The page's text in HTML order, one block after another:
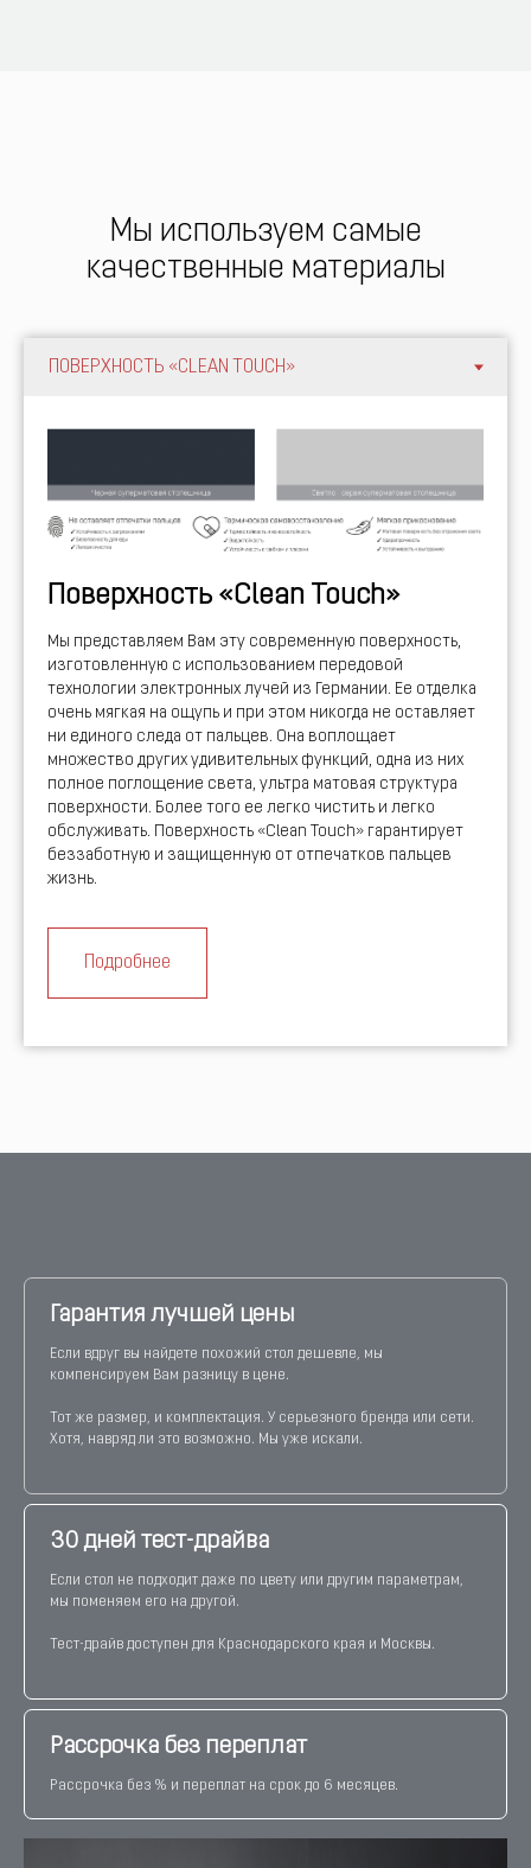
Мы используем самые
качественные материалы
Поверхность «Clean Touch»
Мы представляем Вам эту современную поверхность,
изготовленную с использованием передовой
технологии электронных лучей из Германии. Ее отделка
очень мягкая на ощупь и при этом никогда не оставляет
ни единого следа от пальцев. Она воплощает
множество других удивительных функций, одна из них
полное поглощение света, ультра матовая структура
поверхности. Более того ее легко чистить и легко
обслуживать. Поверхность «Clean Touch» гарантирует
беззаботную и защищенную от отпечатков пальцев
жизнь.
Подробнее
Гарантия лучшей цены
Если вдруг вы найдете похожий стол дешевле, мы
компенсируем Вам разницу в цене.
Тот же размер, и комплектация. У серьезного бренда или сети.
Хотя, навряд ли это возможно. Мы уже искали.
30 дней тест-драйва
Если стол не подходит даже по цвету или другим параметрам,
мы поменяем его на другой.
Тест-драйв доступен для Краснодарского края и Москвы.
Рассрочка без переплат
Рассрочка без % и переплат на срок до 6 месяцев.